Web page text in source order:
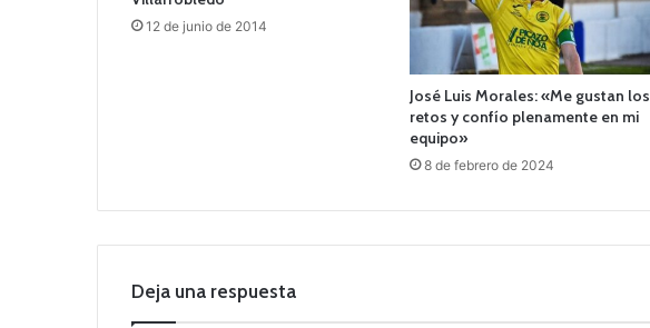
12 de junio de 2014
José Luis Morales: «Me gustan los
retos y confío plenamente en mi
equipo»
8 de febrero de 2024
Deja una respuesta